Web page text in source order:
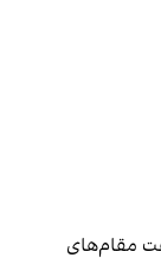
مقام‌های